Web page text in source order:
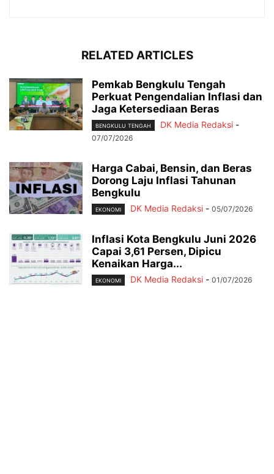
RELATED ARTICLES
Pemkab Bengkulu Tengah
Perkuat Pengendalian Inflasi dan
Jaga Ketersediaan Beras
BENGKULU TENGAH DK Media Redaksi -
07/07/2026
Harga Cabai, Bensin, dan Beras
Dorong Laju Inflasi Tahunan
Bengkulu
EKONOMI DK Media Redaksi - 05/07/2026
Inflasi Kota Bengkulu Juni 2026
Capai 3,61 Persen, Dipicu
Kenaikan Harga...
EKONOMI DK Media Redaksi - 01/07/2026